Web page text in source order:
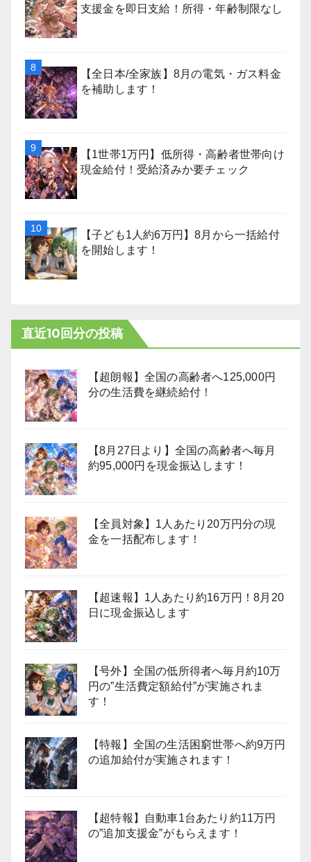
支援金を即日支給！所得・年齢制限なし
【全日本/全家族】8月の電気・ガス料金
を補助します！
【1世帯1万円】低所得・高齢者世帯向け
現金給付！受給済みか要チェック
【子ども1人約6万円】8月から一括給付
を開始します！
直近10回分の投稿
【超朗報】全国の高齢者へ125,000円
分の生活費を継続給付！
【8月27日より】全国の高齢者へ毎月
約95,000円を現金振込します！
【全員対象】1人あたり20万円分の現
金を一括配布します！
【超速報】1人あたり約16万円！8月20
日に現金振込します
【号外】全国の低所得者へ毎月約10万
円の”生活費定額給付”が実施されま
す！
【特報】全国の生活困窮世帯へ約9万円
の追加給付が実施されます！
【超特報】自動車1台あたり約11万円
の”追加支援金”がもらえます！